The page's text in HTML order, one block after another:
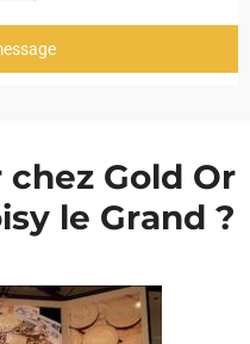
Gold Or
le Grand ?